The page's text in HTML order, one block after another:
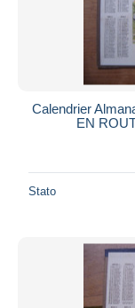
Calendrier
EN
Stato